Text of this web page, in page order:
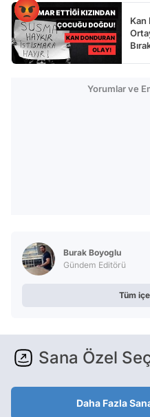
Kan
Yorumlar ve
Burak Boyoglu
Gündem Editörü
Tüm
Sana Özel
Daha Fazla